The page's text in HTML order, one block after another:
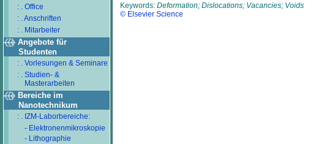
: . Office
: . Anschriften
: . Mitarbeiter
Angebote für
Studenten
: . Vorlesungen & Seminare
: . Studien- &
Masterarbeiten
Bereiche im
Nanotechnikum
: . IZM-Laborbereiche:
- Elektronenmikroskopie
- Lithographie
Keywords: Deformation; Dislocations; Vacancies; Voids
© Elsevier Science